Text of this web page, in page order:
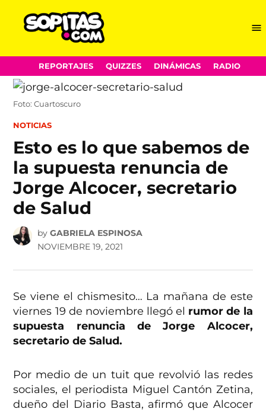
Skip
to
content
REPORTAJES QUIZZES DINÁMICAS RADIO
Foto: Cuartoscuro
POSTED
NOTICIAS
Esto es lo que sabemos de
la supuesta renuncia de
Jorge Alcocer, secretario
de Salud
by GABRIELA ESPINOSA
NOVIEMBRE 19, 2021
Se viene el chismesito… La mañana de este
viernes 19 de noviembre llegó el rumor de la
supuesta renuncia de Jorge Alcocer,
secretario de Salud.
Por medio de un tuit que revolvió las redes
sociales, el periodista Miguel Cantón Zetina,
dueño del Diario Basta, afirmó que Alcocer